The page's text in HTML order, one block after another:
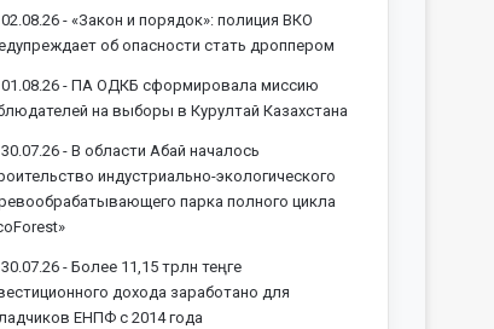
02.08.26 -«Закон и порядок»: полиция ВКО
об опасности стать дроппером
01.08.26 -ПА ОДКБ сформировала миссию
на выборы в Курултай Казахстана
30.07.26 -В области Абай началось
индустриально-экологического
парка полного цикла
30.07.26 -Более 11,15 трлн теңге
дохода заработано для
ЕНПФ с 2014 года